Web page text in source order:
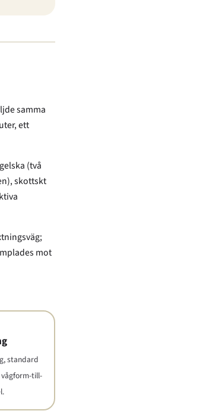
samma
ett
(två
skottskt
mot
standard
till-